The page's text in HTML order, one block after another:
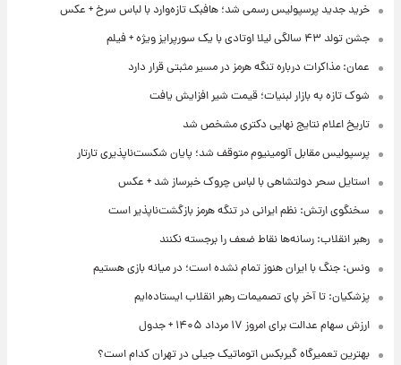
خرید جدید پرسپولیس رسمی شد؛ هافبک تازه‌وارد با لباس سرخ + عکس
جشن تولد ۴۳ سالگی لیلا اوتادی با یک سورپرایز ویژه + فیلم
عمان: مذاکرات درباره تنگه هرمز در مسیر مثبتی قرار دارد
شوک تازه به بازار لبنیات؛ قیمت شیر افزایش یافت
تاریخ اعلام نتایج نهایی دکتری مشخص شد
پرسپولیس مقابل آلومینیوم متوقف شد؛ پایان شکست‌ناپذیری تارتار
استایل سحر دولتشاهی با لباس چروک خبرساز شد + عکس
سخنگوی ارتش: نظم ایرانی در تنگه هرمز بازگشت‌ناپذیر است
رهبر انقلاب: رسانه‌ها نقاط ضعف را برجسته نکنند
ونس: جنگ با ایران هنوز تمام نشده است؛ در میانه بازی هستیم
پزشکیان: تا آخر پای تصمیمات رهبر انقلاب ایستاده‌ایم
ارزش سهام عدالت برای امروز ۱۷ مرداد ۱۴۰۵ + جدول
بهترین تعمیرگاه گیربکس اتوماتیک جیلی در تهران کدام است؟